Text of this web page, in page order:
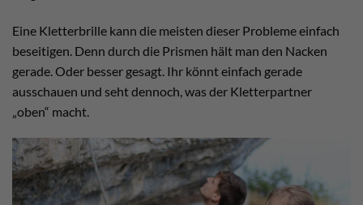
Eine Kletterbrille kann die meisten dieser Probleme einfach
beseitigen. Denn durch die Prismen hält man den Nacken
gerade. Oder besser gesagt. Ihr könnt einfach gerade
ausschauen und seht dennoch, was der Kletterpartner
„oben“ macht.